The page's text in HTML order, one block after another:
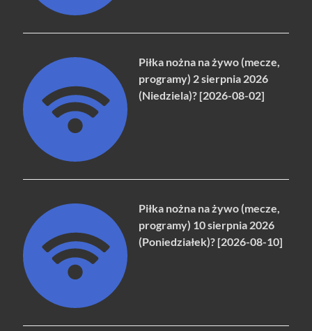
Piłka nożna na żywo (mecze,
programy) 2 sierpnia 2026
(Niedziela)? [2026-08-02]
Piłka nożna na żywo (mecze,
programy) 10 sierpnia 2026
(Poniedziałek)? [2026-08-10]